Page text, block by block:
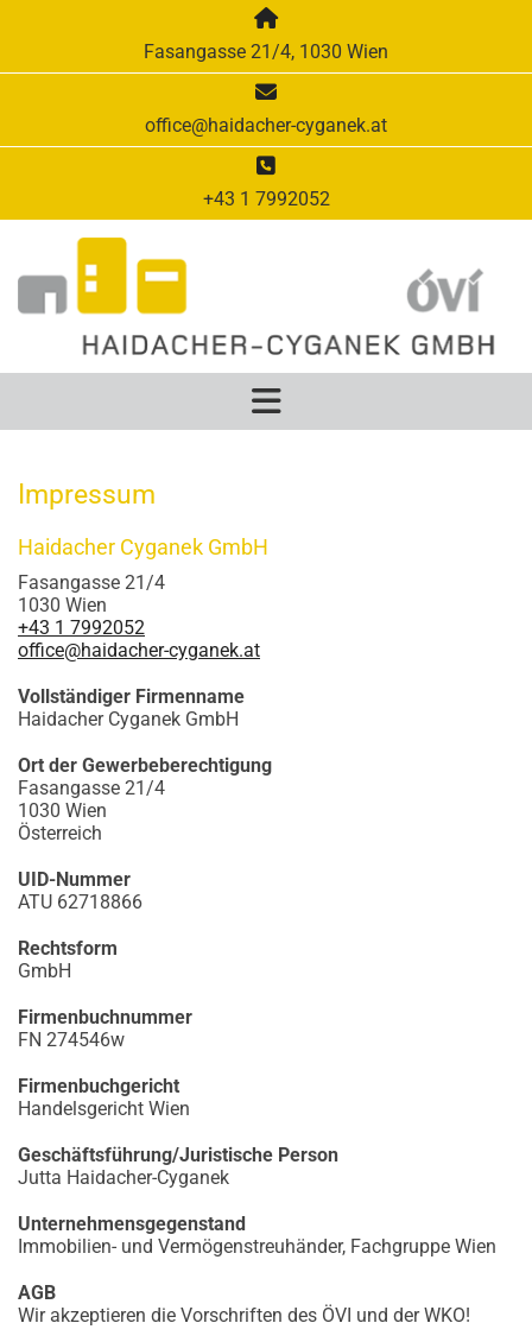

Fasangasse 21/4, 1030 Wien

office@haidacher-cyganek.at

+43 1 7992052
Impressum
Haidacher Cyganek GmbH
Fasangasse 21/4
1030 Wien
+43 1 7992052
office@haidacher-cyganek.at
Vollständiger Firmenname
Haidacher Cyganek GmbH
Ort der Gewerbeberechtigung
Fasangasse 21/4
1030 Wien
Österreich
UID-Nummer
ATU 62718866
Rechtsform
GmbH
Firmenbuchnummer
FN 274546w
Firmenbuchgericht
Handelsgericht Wien
Geschäftsführung/Juristische Person
Jutta Haidacher-Cyganek
Unternehmensgegenstand
Immobilien- und Vermögenstreuhänder, Fachgruppe Wien
AGB
Wir akzeptieren die Vorschriften des ÖVI und der WKO!